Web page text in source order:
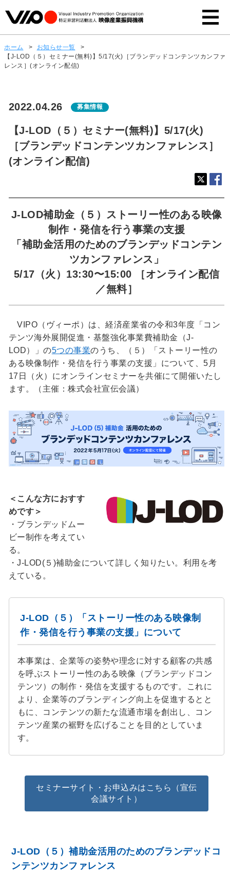
ホーム > お知らせ一覧
>
【J-LOD（５）セミナー(無料)】5/17(火)［ブランデッドコンテンツカンファ
レンス］(オンライン配信)
2022.04.26 募集情報
【J-LOD（５）セミナー(無料)】5/17(火)
［ブランデッドコンテンツカンファレンス］
(オンライン配信)
J-LOD補助金（５）ストーリー性のある映像
制作・発信を行う事業の支援
「補助金活用のためのブランデッドコンテン
ツカンファレンス」
5/17（火）13:30〜15:00 ［オンライン配信
／無料］
VIPO（ヴィーポ）は、経済産業省の令和3年度「コン
テンツ海外展開促進・基盤強化事業費補助金（J-
LOD）」の5つの事業のうち、（５）「ストーリー性の
ある映像制作・発信を行う事業の支援」について、5月
17日（火）にオンラインセミナーを共催にて開催いたし
ます。（主催：株式会社宣伝会議）
＜こんな方におすす
めです＞
・ブランデッドムー
ビー制作を考えてい
る。
・J-LOD(５)補助金について詳しく知りたい。利用を考
えている。
J-LOD（５）「ストーリー性のある映像制
作・発信を行う事業の支援」について
本事業は、企業等の姿勢や理念に対する顧客の共感
を呼ぶストーリー性のある映像（ブランデッドコン
テンツ）の制作・発信を支援するものです。これに
より、企業等のブランディング向上を促進するとと
もに、コンテンツの新たな流通市場を創出し、コン
テンツ産業の裾野を広げることを目的としていま
す。
セミナーサイト・お申込みはこちら（宣伝
会議サイト）
J-LOD（５）補助金活用のためのブランデッドコ
ンテンツカンファレンス